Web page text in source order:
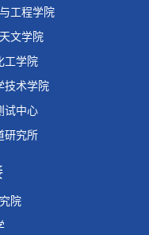
工程学院
文学院
工学院
技术学院
试中心
研究所
院